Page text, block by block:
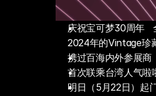
庆祝宝可梦30周年
2024年的Vintage珍
携过百海内外参展
首次联乘台湾人气啦
明日（5月22日）起